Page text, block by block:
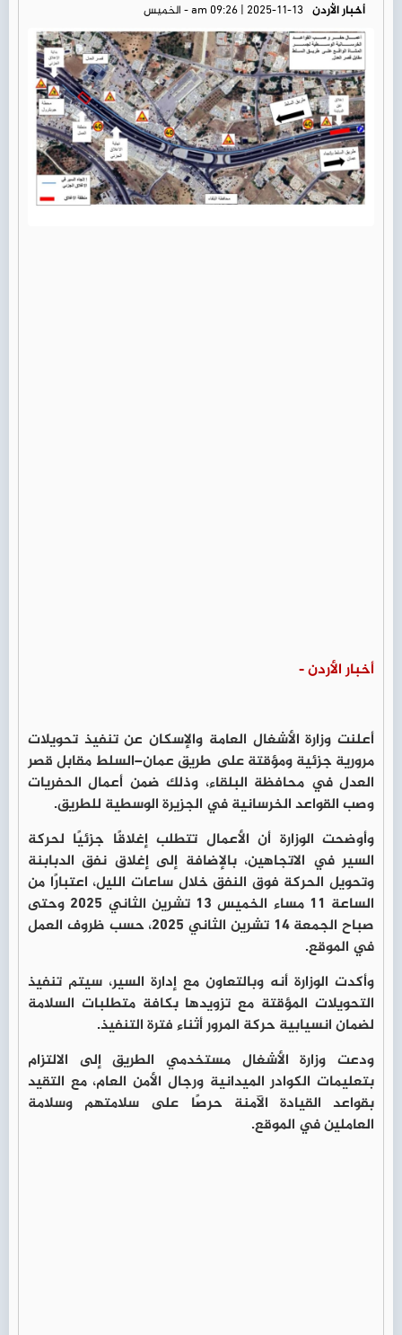
أخبار الأردن am 09:26 | 2025-11-13 - الخميس
أخبار الأردن -
أعلنت وزارة الأشغال العامة والإسكان عن تنفيذ تحويلات
مرورية جزئية ومؤقتة على طريق عمان–السلط مقابل قصر
العدل في محافظة البلقاء، وذلك ضمن أعمال الحفريات
وصب القواعد الخرسانية في الجزيرة الوسطية للطريق.
وأوضحت الوزارة أن الأعمال تتطلب إغلاقًا جزئيًا لحركة
السير في الاتجاهين، بالإضافة إلى إغلاق نفق الدبابنة
وتحويل الحركة فوق النفق خلال ساعات الليل، اعتبارًا من
الساعة 11 مساء الخميس 13 تشرين الثاني 2025 وحتى
صباح الجمعة 14 تشرين الثاني 2025، حسب ظروف العمل
في الموقع.
وأكدت الوزارة أنه وبالتعاون مع إدارة السير، سيتم تنفيذ
التحويلات المؤقتة مع تزويدها بكافة متطلبات السلامة
لضمان انسيابية حركة المرور أثناء فترة التنفيذ.
ودعت وزارة الأشغال مستخدمي الطريق إلى الالتزام
بتعليمات الكوادر الميدانية ورجال الأمن العام، مع التقيد
بقواعد القيادة الآمنة حرصًا على سلامتهم وسلامة
العاملين في الموقع.